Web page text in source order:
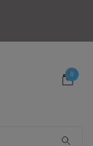
0